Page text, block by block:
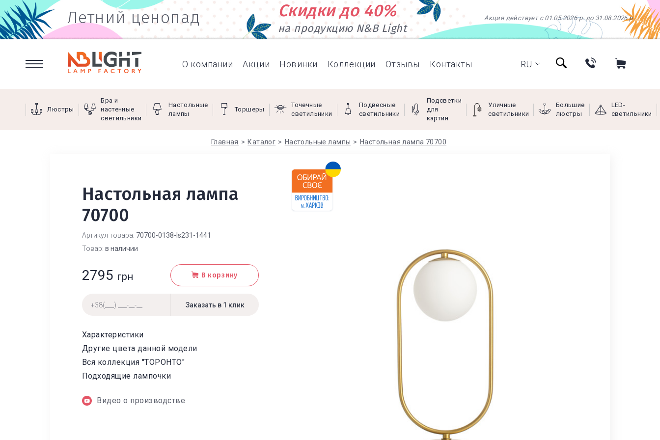
Летний ценопад Скидки до 40%
на продукцию N&B Light
Акция действует с 01.05.2026 р. до 31.08.2026 р.
О компании Акции Новинки Коллекции Отзывы Контакты RU
Люстры
Бра и
настенные
светильники
Настольные
лампы
Торшеры
Точечные
светильники
Подвесные
светильники
Подсветки
для
картин
Уличные
светильники
Большие
люстры
LED-
светильники
Главная Каталог Настольные лампы Настольная лампа 70700
Настольная лампа
70700
Артикул товара: 70700-0138-ls231-1441
Товар: в наличии
2795 грн В корзину
Характеристики
Другие цвета данной модели
Вся коллекция "ТОРОНТО"
Подходящие лампочки
Видео о производстве